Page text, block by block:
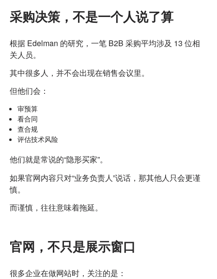
采购决策，不是一个人说了算
根据 Edelman 的研究，一笔 B2B 采购平均涉及 13 位相
关人员。
其中很多人，并不会出现在销售会议里。
但他们会：
审预算
看合同
查合规
评估技术风险
他们就是常说的“隐形买家”。
如果官网内容只对“业务负责人”说话， 那其他人只会更谨
慎。
而谨慎，往往意味着拖延。
官网，不只是展示窗口
很多企业在做网站时，关注的是：